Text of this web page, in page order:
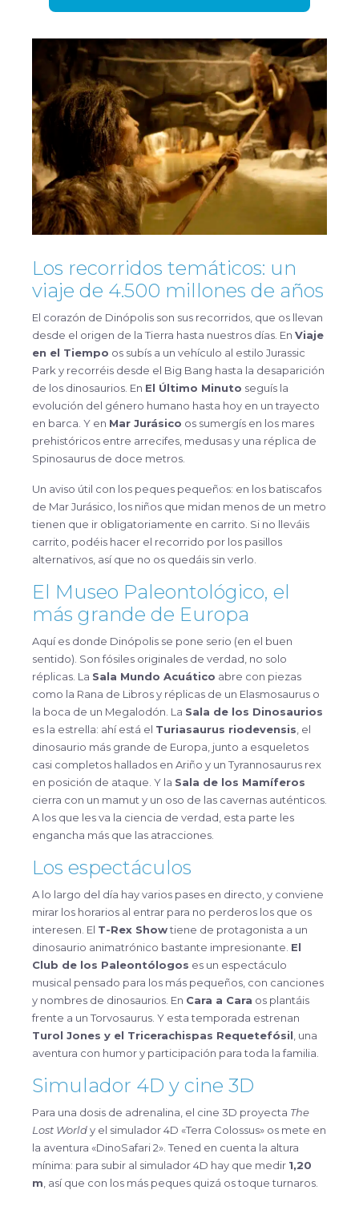
Los recorridos temáticos: un
viaje de 4.500 millones de años
El corazón de Dinópolis son sus recorridos, que os llevan
desde el origen de la Tierra hasta nuestros días. En Viaje
en el Tiempo os subís a un vehículo al estilo Jurassic
Park y recorréis desde el Big Bang hasta la desaparición
de los dinosaurios. En El Último Minuto seguís la
evolución del género humano hasta hoy en un trayecto
en barca. Y en Mar Jurásico os sumergís en los mares
prehistóricos entre arrecifes, medusas y una réplica de
Spinosaurus de doce metros.
Un aviso útil con los peques pequeños: en los batiscafos
de Mar Jurásico, los niños que midan menos de un metro
tienen que ir obligatoriamente en carrito. Si no lleváis
carrito, podéis hacer el recorrido por los pasillos
alternativos, así que no os quedáis sin verlo.
El Museo Paleontológico, el
más grande de Europa
Aquí es donde Dinópolis se pone serio (en el buen
sentido). Son fósiles originales de verdad, no solo
réplicas. La Sala Mundo Acuático abre con piezas
como la Rana de Libros y réplicas de un Elasmosaurus o
la boca de un Megalodón. La Sala de los Dinosaurios
es la estrella: ahí está el Turiasaurus riodevensis , el
dinosaurio más grande de Europa, junto a esqueletos
casi completos hallados en Ariño y un Tyrannosaurus rex
en posición de ataque. Y la Sala de los Mamíferos
cierra con un mamut y un oso de las cavernas auténticos.
A los que les va la ciencia de verdad, esta parte les
engancha más que las atracciones.
Los espectáculos
A lo largo del día hay varios pases en directo, y conviene
mirar los horarios al entrar para no perderos los que os
interesen. El T-Rex Showtiene de protagonista a un
dinosaurio animatrónico bastante impresionante. El
Club de los Paleontólogos es un espectáculo
musical pensado para los más pequeños, con canciones
y nombres de dinosaurios. En Cara a Cara os plantáis
frente a un Torvosaurus. Y esta temporada estrenan
Turol Jones y el Tricerachispas Requetefósil , una
aventura con humor y participación para toda la familia.
Simulador 4D y cine 3D
Para una dosis de adrenalina, el cine 3D proyecta The
Lost Worldy el simulador 4D «Terra Colossus» os mete en
la aventura «DinoSafari 2». Tened en cuenta la altura
mínima: para subir al simulador 4D hay que medir 1,20
m , así que con los más peques quizá os toque turnaros.